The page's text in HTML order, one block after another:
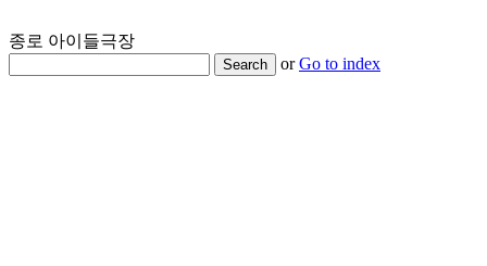
종로 아이들극장
Search orGo to index